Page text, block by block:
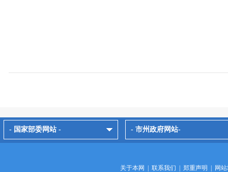
- 国家部委网站 - - 市州政府网站-
关于本网 联系我们 郑重声明 网